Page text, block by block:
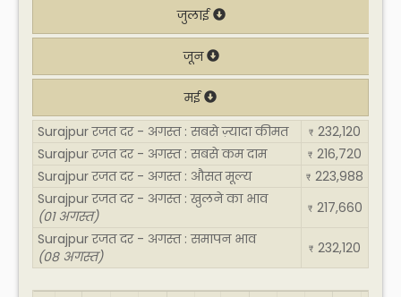
जुलाई
जून
मई
Surajpur रजत दर - अगस्त : सबसे ज़्यादा कीमत
₹ 232,120
Surajpur रजत दर - अगस्त : सबसे कम दाम
₹ 216,720
Surajpur रजत दर - अगस्त : औसत मूल्य
₹ 223,988
Surajpur रजत दर - अगस्त : खुलने का भाव
(01 अगस्त)
₹ 217,660
Surajpur रजत दर - अगस्त : समापन भाव
(08 अगस्त)
₹ 232,120